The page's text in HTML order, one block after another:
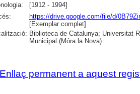
[1912 - 1994]
https://drive.google.com/file/d/
[Exemplar complet]
Biblioteca de Catalunya; Universitat
Municipal (Móra la Nova)
Enllaç permanent a aquest